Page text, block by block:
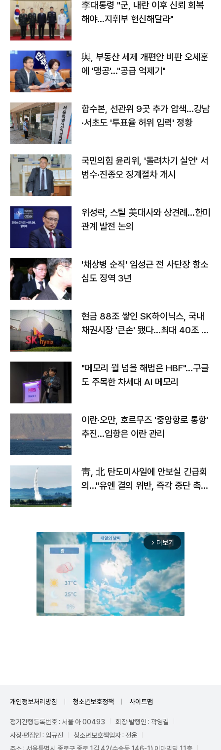
李대통령 "군, 내란 이후 신뢰 회복
해야…지휘부 헌신해달라"
與, 부동산 세제 개편안 비판 오세훈
에 '맹공'…"공급 억제기"
합수본, 선관위 9곳 추가 압색…강남
·서초도 '투표율 허위 입력' 정황
국민의힘 윤리위, '돌려차기 실언' 서
범수·진종오 징계절차 개시
위성락, 스틸 美대사와 상견례…한미
관계 발전 논의
'채상병 순직' 임성근 전 사단장 항소
심도 징역 3년
현금 88조 쌓인 SK하이닉스, 국내
채권시장 '큰손' 됐다…최대 40조 투
"메모리 월 넘을 해법은 HBF"…구글
도 주목한 차세대 AI 메모리
이란·오만, 호르무즈 '중앙항로 통항'
추진…입항은 이란 관리
靑, 北 탄도미사일에 안보실 긴급회
의…"유엔 결의 위반, 즉각 중단 촉
arrow_forward_ios 더보기
개인정보처리방침 청소년보호정책 사이트맵
정기간행등록번호 : 서울 아 00493
회장·발행인 : 곽영길
사장·편집인 : 임규진
청소년보호책임자 : 전운